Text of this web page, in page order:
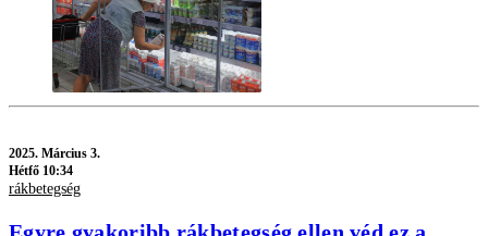
2025. Március 3.
Hétfő 10:34
rákbetegség